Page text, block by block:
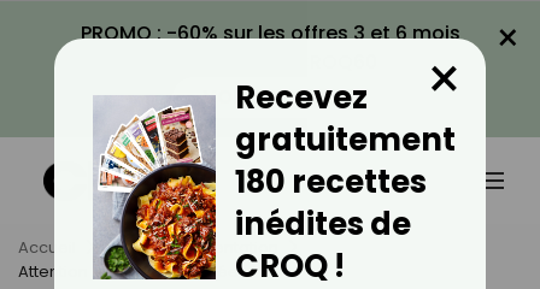
PROMO : -60% sur les offres 3 et 6 mois
VOIR LA PROMO
×
Accueil Actus
Alimentation
Attention Aux Huiles Raffinées
Recevez
gratuitement
180 recettes
inédites de
CROQ !
×